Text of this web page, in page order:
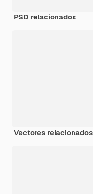
PSD relacionados
Vectores relacionados